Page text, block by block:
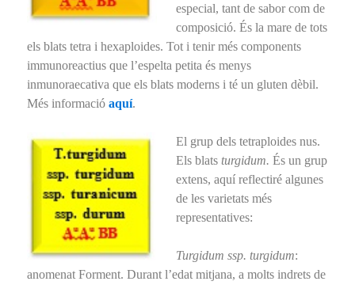
especial, tant de sabor com de
composició. És la mare de tots
els blats tetra i hexaploides. Tot i tenir més components
immunoreactius que l’espelta petita és menys
inmunoraecativa que els blats moderns i té un gluten dèbil.
Més informació aquí.
El grup dels tetraploides nus.
Els blats turgidum. És un grup
extens, aquí reflectiré algunes
de les varietats més
representatives:
Turgidum ssp. turgidum:
anomenat Forment. Durant l’edat mitjana, a molts indrets de